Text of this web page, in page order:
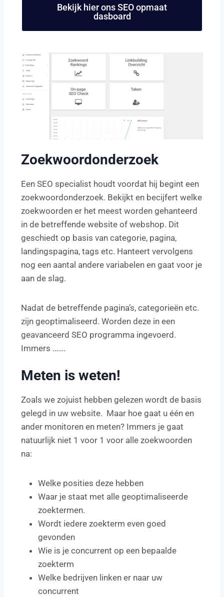
Bekijk hier ons SEO opmaat
dasboard
Zoekwoordonderzoek
Een SEO specialist houdt voordat hij begint een
zoekwoordonderzoek. Bekijkt en becijfert welke
zoekwoorden er het meest worden gehanteerd
in de betreffende website of webshop. Dit
geschiedt op basis van categorie, pagina,
landingspagina, tags etc. Hanteert vervolgens
nog een aantal andere variabelen en gaat voor je
aan de slag.
Nadat de betreffende pagina’s, categorieën etc.
zijn geoptimaliseerd. Worden deze in een
geavanceerd SEO programma ingevoerd.
Immers …….
Meten is weten!
Zoals we zojuist hebben gelezen wordt de basis
gelegd in uw website. Maar hoe gaat u één en
ander monitoren en meten? Immers je gaat
natuurlijk niet 1 voor 1 voor alle zoekwoorden
na:
Welke posities deze hebben
Waar je staat met alle geoptimaliseerde
zoektermen.
Wordt iedere zoekterm even goed
gevonden
Wie is je concurrent op een bepaalde
zoekterm
Welke bedrijven linken er naar uw
concurrent